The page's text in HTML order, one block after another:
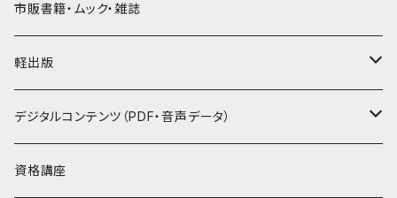
市販書籍・ムック・雑誌
軽出版
セット
デジタルコンテンツ（PDF・音声データ）
PDF
資格講座